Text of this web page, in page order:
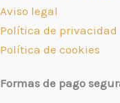
Aviso legal
Política de privacidad
Política de cookies
Formas de pago